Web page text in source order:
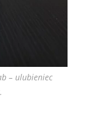
– ulubieniec